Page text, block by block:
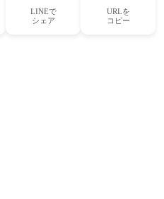
LINEで
シェア
URLを
コピー